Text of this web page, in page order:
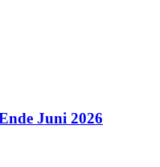
Juni 2026